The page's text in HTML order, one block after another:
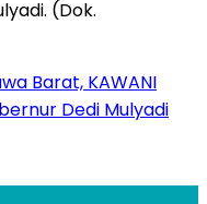
Barat, KAWANI
Dedi Mulyadi